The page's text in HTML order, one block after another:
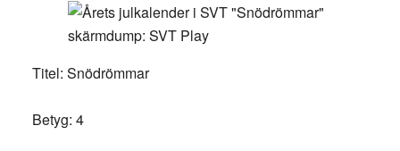
Titel: Snödrömmar
Betyg: 4